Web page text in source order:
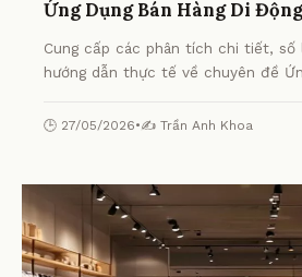
Ứng Dụng Bán Hàng Di
Cung cấp các phân tích chi tiết, số
hướng dẫn thực tế về chuyên đề
🕒 27/05/2026•✍️ Trần Anh Khoa